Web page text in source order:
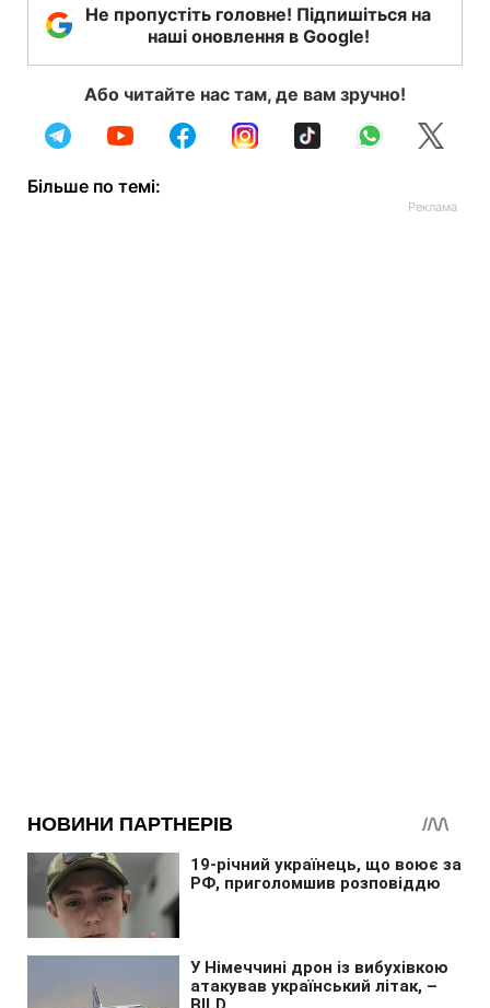
Не пропустіть головне! Підпишіться на
наші оновлення в Google!
Або читайте нас там, де вам зручно!
Більше по темі: